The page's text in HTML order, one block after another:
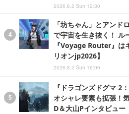
2026.8.2 Sun 12:30
「坊ちゃん」とアンド
で宇宙を生き抜く！ ル
『Voyage Router』
リオンjp2026】
2026.8.2 Sun 16:00
『ドラゴンズドグマ 2
オシャレ要素も拡張！
D＆大山Pインタビュー